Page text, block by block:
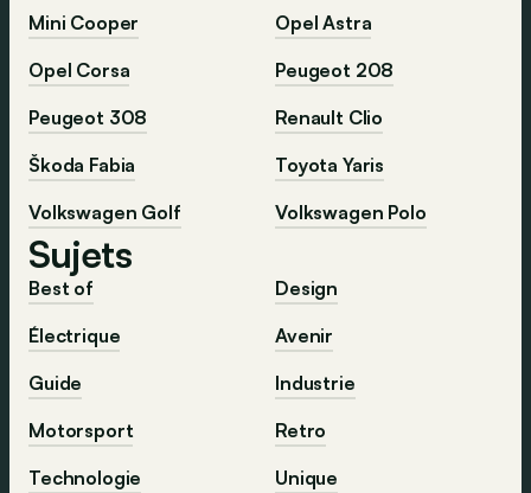
Mini Cooper
Opel Astra
Opel Corsa
Peugeot 208
Peugeot 308
Renault Clio
Škoda Fabia
Toyota Yaris
Volkswagen Golf
Volkswagen Polo
Sujets
Best of
Design
Électrique
Avenir
Guide
Industrie
Motorsport
Retro
Technologie
Unique